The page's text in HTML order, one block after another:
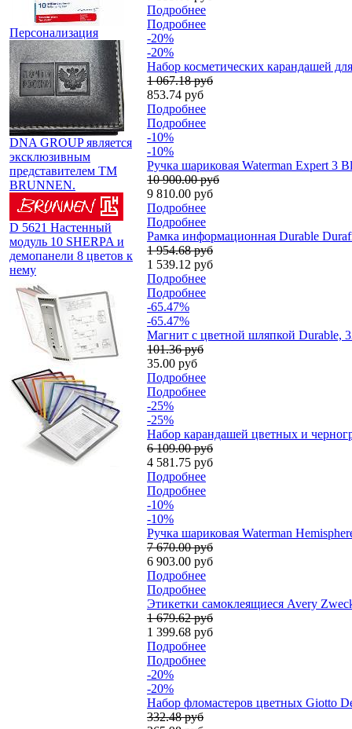
Персонализация
DNA GROUP является
эксклюзивным
представителем TM
BRUNNEN.
D 5621 Настенный
модуль 10 SHERPA и
демопанели 8 цветов к
нему
Подробнее
Подробнее
-20%
-20%
Набор косметических карандашей
1 067.18 руб
853.74 руб
Подробнее
Подробнее
-10%
-10%
Ручка шариковая Waterman Expert 3
10 900.00 руб
9 810.00 руб
Подробнее
Подробнее
Рамка информационная Durable
1 954.68 руб
1 539.12 руб
Подробнее
Подробнее
-65.47%
-65.47%
Магнит с цветной шляпкой Durable,
101.36 руб
35.00 руб
Подробнее
Подробнее
-25%
-25%
Набор карандашей цветных и
6 109.00 руб
4 581.75 руб
Подробнее
Подробнее
-10%
-10%
Ручка шариковая Waterman
7 670.00 руб
6 903.00 руб
Подробнее
Подробнее
Этикетки самоклеящиеся Avery
1 679.62 руб
1 399.68 руб
Подробнее
Подробнее
-20%
-20%
Набор фломастеров цветных Giotto
332.48 руб